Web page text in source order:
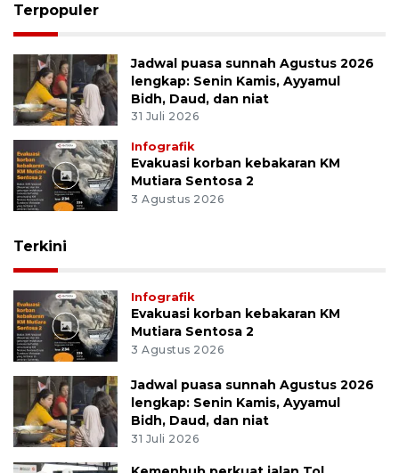
Terpopuler
Jadwal puasa sunnah Agustus 2026
lengkap: Senin Kamis, Ayyamul
Bidh, Daud, dan niat
31 Juli 2026
Infografik
Evakuasi korban kebakaran KM
Mutiara Sentosa 2
3 Agustus 2026
Terkini
Infografik
Evakuasi korban kebakaran KM
Mutiara Sentosa 2
3 Agustus 2026
Jadwal puasa sunnah Agustus 2026
lengkap: Senin Kamis, Ayyamul
Bidh, Daud, dan niat
31 Juli 2026